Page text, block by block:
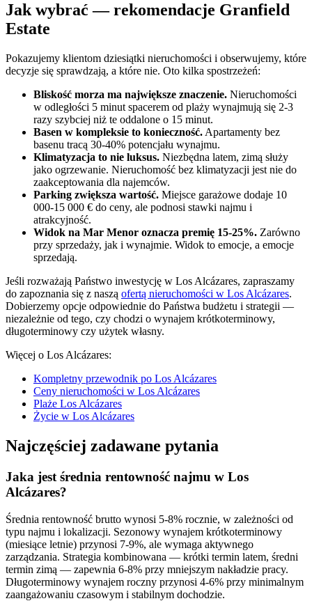
Jak wybrać — rekomendacje Granfield
Estate
Pokazujemy klientom dziesiątki nieruchomości i obserwujemy, które
decyzje się sprawdzają, a które nie. Oto kilka spostrzeżeń:
Bliskość morza ma największe znaczenie. Nieruchomości
w odległości 5 minut spacerem od plaży wynajmują się 2-3
razy szybciej niż te oddalone o 15 minut.
Basen w kompleksie to konieczność. Apartamenty bez
basenu tracą 30-40% potencjału wynajmu.
Klimatyzacja to nie luksus. Niezbędna latem, zimą służy
jako ogrzewanie. Nieruchomość bez klimatyzacji jest nie do
zaakceptowania dla najemców.
Parking zwiększa wartość. Miejsce garażowe dodaje 10
000-15 000 € do ceny, ale podnosi stawki najmu i
atrakcyjność.
Widok na Mar Menor oznacza premię 15-25%. Zarówno
przy sprzedaży, jak i wynajmie. Widok to emocje, a emocje
sprzedają.
Jeśli rozważają Państwo inwestycję w Los Alcázares, zapraszamy
do zapoznania się z naszą ofertą nieruchomości w Los Alcázares.
Dobierzemy opcje odpowiednie do Państwa budżetu i strategii —
niezależnie od tego, czy chodzi o wynajem krótkoterminowy,
długoterminowy czy użytek własny.
Więcej o Los Alcázares:
Kompletny przewodnik po Los Alcázares
Ceny nieruchomości w Los Alcázares
Plaże Los Alcázares
Życie w Los Alcázares
Najczęściej zadawane pytania
Jaka jest średnia rentowność najmu w Los
Alcázares?
Średnia rentowność brutto wynosi 5-8% rocznie, w zależności od
typu najmu i lokalizacji. Sezonowy wynajem krótkoterminowy
(miesiące letnie) przynosi 7-9%, ale wymaga aktywnego
zarządzania. Strategia kombinowana — krótki termin latem, średni
termin zimą — zapewnia 6-8% przy mniejszym nakładzie pracy.
Długoterminowy wynajem roczny przynosi 4-6% przy minimalnym
zaangażowaniu czasowym i stabilnym dochodzie.